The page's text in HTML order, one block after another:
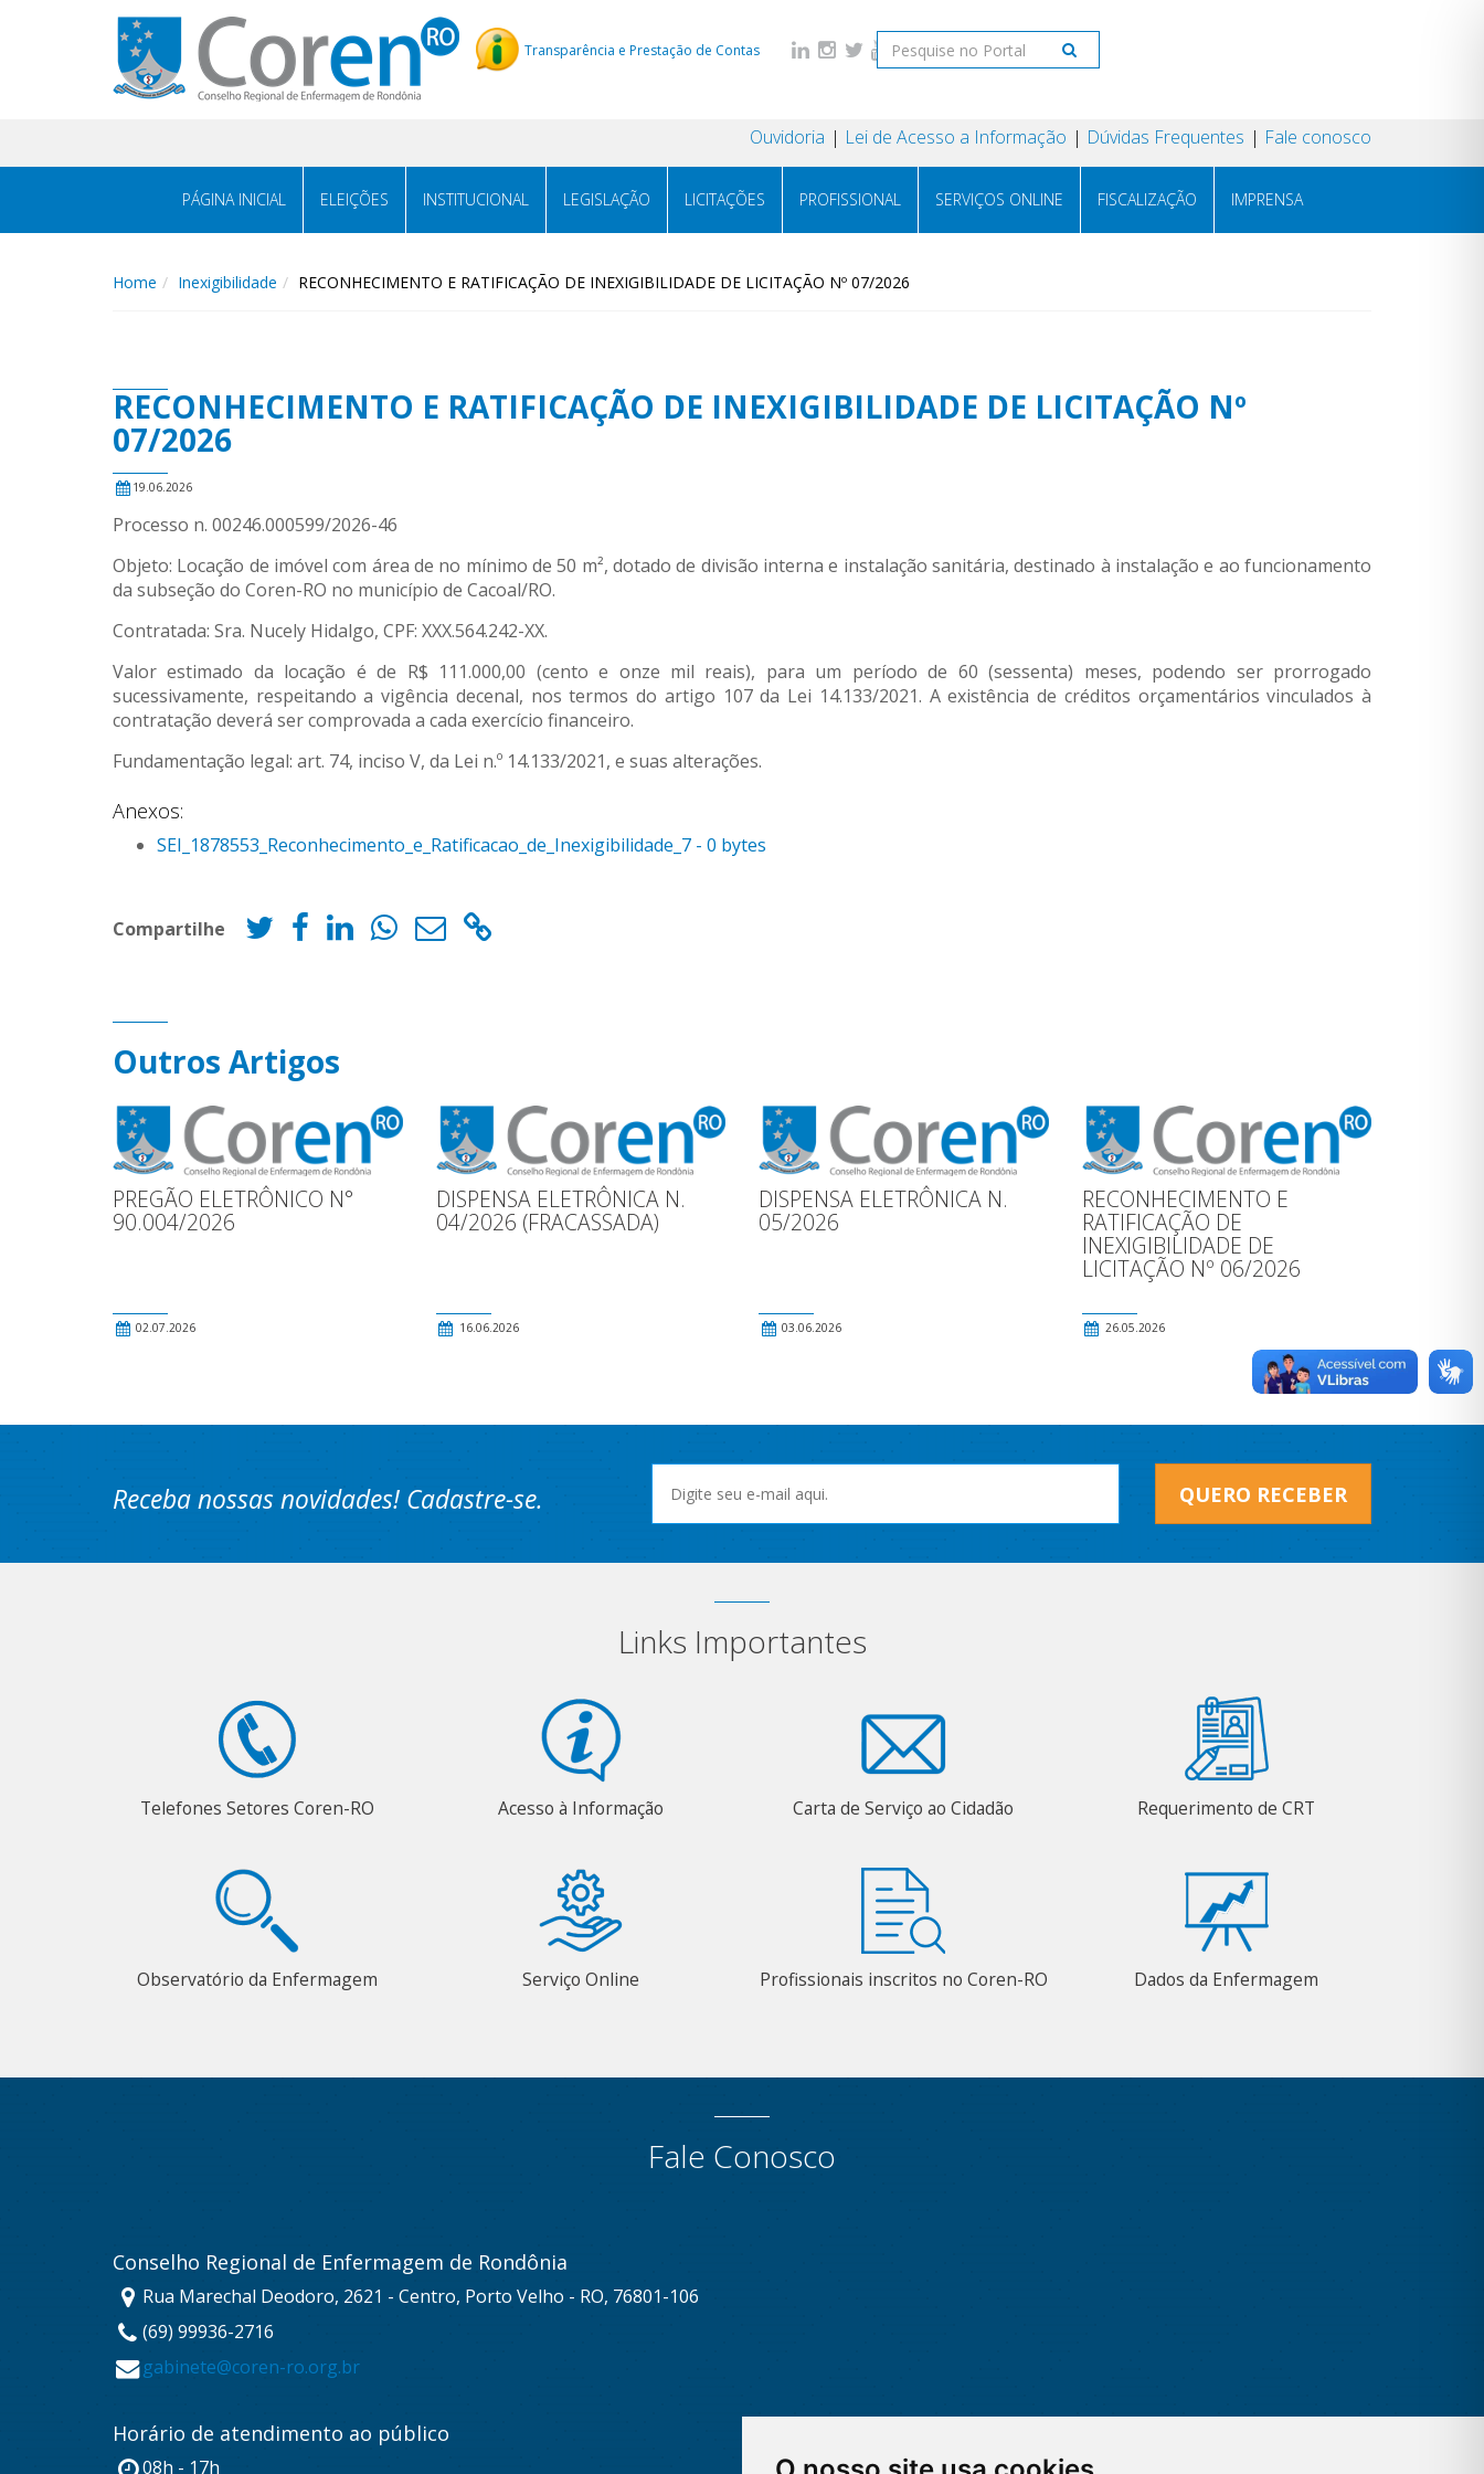
Transparência e Prestação de Contas
Ouvidoria Lei de Acesso a Informação Dúvidas Frequentes Fale conosco
PÁGINA INICIAL ELEIÇÕES INSTITUCIONAL LEGISLAÇÃO LICITAÇÕES PROFISSIONAL SERVIÇOS ONLINE FISCALIZAÇÃO IMPRENSA
Home Inexigibilidade RECONHECIMENTO E RATIFICAÇÃO DE INEXIGIBILIDADE DE LICITAÇÃO Nº 07/2026
RECONHECIMENTO E RATIFICAÇÃO DE INEXIGIBILIDADE DE LICITAÇÃO Nº
07/2026
19.06.2026
Processo n. 00246.000599/2026-46
Objeto: Locação de imóvel com área de no mínimo de 50 m², dotado de divisão interna e instalação sanitária, destinado à instalação e ao funcionamento
da subseção do Coren-RO no município de Cacoal/RO.
Contratada: Sra. Nucely Hidalgo, CPF: XXX.564.242-XX.
Valor estimado da locação é de R$ 111.000,00 (cento e onze mil reais), para um período de 60 (sessenta) meses, podendo ser prorrogado
sucessivamente, respeitando a vigência decenal, nos termos do artigo 107 da Lei 14.133/2021. A existência de créditos orçamentários vinculados à
contratação deverá ser comprovada a cada exercício financeiro.
Fundamentação legal: art. 74, inciso V, da Lei n.º 14.133/2021, e suas alterações.
Anexos:
SEI_1878553_Reconhecimento_e_Ratificacao_de_Inexigibilidade_7 - 0 bytes
Compartilhe
Outros Artigos
PREGÃO ELETRÔNICO N°
90.004/2026
02.07.2026
DISPENSA ELETRÔNICA N.
04/2026 (FRACASSADA)
16.06.2026
DISPENSA ELETRÔNICA N.
05/2026
03.06.2026
RECONHECIMENTO E
RATIFICAÇÃO DE
INEXIGIBILIDADE DE
LICITAÇÃO Nº 06/2026
26.05.2026
Receba nossas novidades! Cadastre-se. QUERO RECEBER
Links Importantes
Telefones Setores Coren-RO Acesso à Informação Carta de Serviço ao Cidadão Requerimento de CRT
Observatório da Enfermagem Serviço Online Profissionais inscritos no Coren-RO Dados da Enfermagem
Fale Conosco
Conselho Regional de Enfermagem de Rondônia
Rua Marechal Deodoro, 2621 - Centro, Porto Velho - RO, 76801-106
(69) 99936-2716
gabinete@coren-ro.org.br
Horário de atendimento ao público
08h - 17h